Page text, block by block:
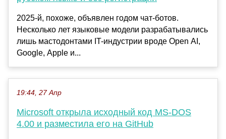
2025-й, похоже, объявлен годом чат-ботов.
Несколько лет языковые модели разрабатывались
лишь мастодонтами IT-индустрии вроде Open AI,
Google, Apple и...
19:44, 27 Апр
Microsoft открыла исходный код MS-DOS
4.00 и разместила его на GitHub